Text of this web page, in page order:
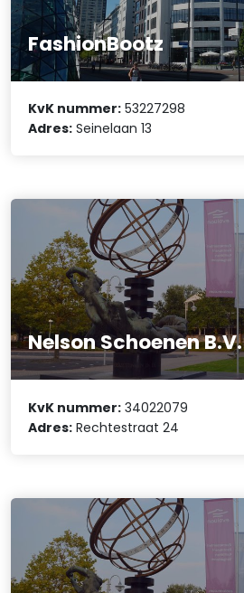
FashionBootz
KvK nummer: 53227298
Adres: Seinelaan 13
Nelson Schoenen B.V.
KvK nummer: 34022079
Adres: Rechtestraat 24